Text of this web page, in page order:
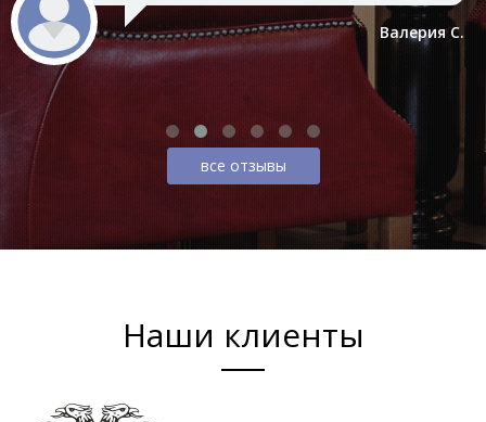
Валерия С.
все отзывы
Наши клиенты